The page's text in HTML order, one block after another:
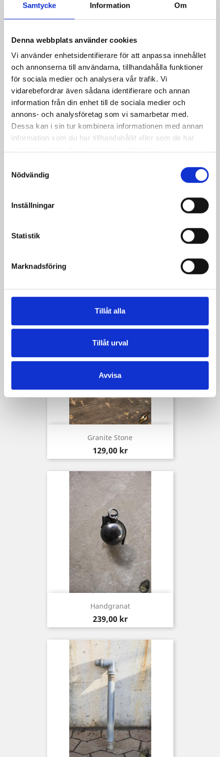
Samtycke Information Om
Denna webbplats använder cookies
Vi använder enhetsidentifierare för att anpassa innehållet
och annonserna till användarna, tillhandahålla funktioner
för sociala medier och analysera vår trafik. Vi
vidarebefordrar även sådana identifierare och annan
information från din enhet till de sociala medier och
annons- och analysföretag som vi samarbetar med.
Dessa kan i sin tur kombinera informationen med annan
information som du har tillhandahållit eller som de har
Nödvändig
Inställningar
Statistik
Marknadsföring
Tillåt alla
Tillåt urval
Avvisa
Chain Sword 100cm
Pris
1 979,00 kr
Granite Stone
Pris
129,00 kr
Handgranat
Pris
239,00 kr